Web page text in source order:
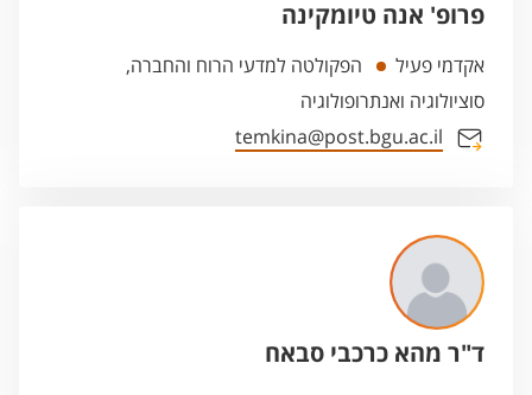
פרופ' אנה טיומקינה
אקדמי פעיל
הפקולטה למדעי הרוח והחברה,
סוציולוגיה ואנתרופולוגיה
temkina@post.bgu.ac.il
ד"ר מהא כרכבי סבאח